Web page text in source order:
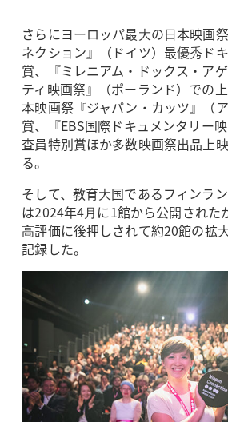
さらにヨーロッパ最⼤の⽇本映画
ネクション』（ドイツ）最優秀ド
賞、『ミレニアム・ドックス・ア
ティ映画祭』（ポーランド）での
本映画祭『ジャパン・カッツ』（
賞、『EBS国際ドキュメンタリー
査員特別賞ほか多数映画祭出品上
る。
そして、教育⼤国であるフィンラ
は2024年4⽉に1館から公開された
⾼評価に後押しされて約20館の拡
記録した。